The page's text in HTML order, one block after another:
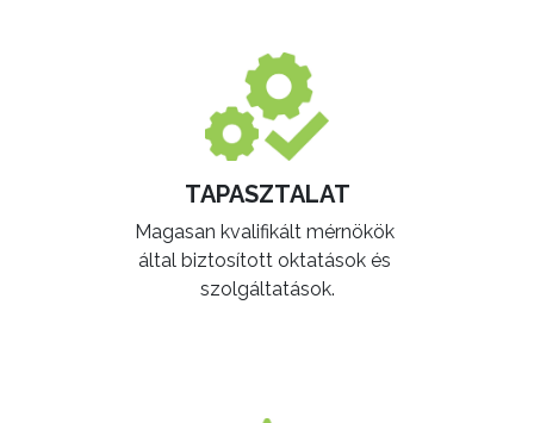
TAPASZTALAT
Magasan kvalifikált mérnökök
által biztosított oktatások és
szolgáltatások.